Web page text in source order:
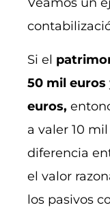
Si el
50 mil euros
euros,
a valer 10
diferencia
el valor
los pasivos